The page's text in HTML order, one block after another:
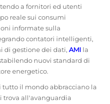
a fornitori ed utenti
reale sui consumi
informate sulla
contatori intelligenti,
di gestione dei dati, AMI la
nuovi standard di
energetico.
il mondo abbracciano la
trova all'avanguardia